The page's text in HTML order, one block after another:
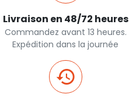
Livraison en 48/72 heures
Commandez avant 13 heures.
Expédition dans la journée